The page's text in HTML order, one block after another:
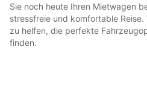
Sie noch heute Ihren Mietwagen
stressfreie und komfortable
zu helfen, die perfekte
finden.